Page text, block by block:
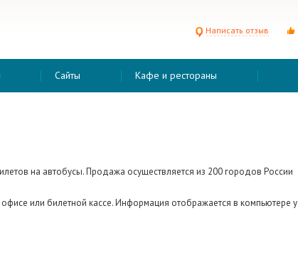
Написать отзыв
Сайты Кафе и рестораны
на автобусы.Продажа осуществляется из 200 городов России
или билетной кассе. Информация отображается в компьютере у